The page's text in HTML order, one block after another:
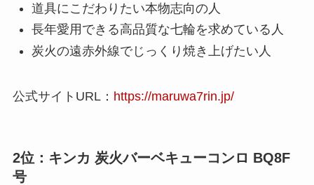
道具にこだわりたい本物志向の人
長年愛用できる高品質な七輪を求めている人
炭火の遠赤外線でじっくり焼き上げたい人
公式サイトURL： https://maruwa7rin.jp/
2位：キンカ 炭火バーベキューコンロ BQ8F
号